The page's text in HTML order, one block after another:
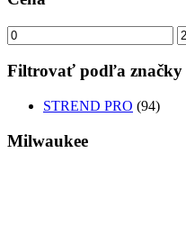
Minimálna
cena
Filtrovať podľa značky
STREND PRO (94)
Milwaukee